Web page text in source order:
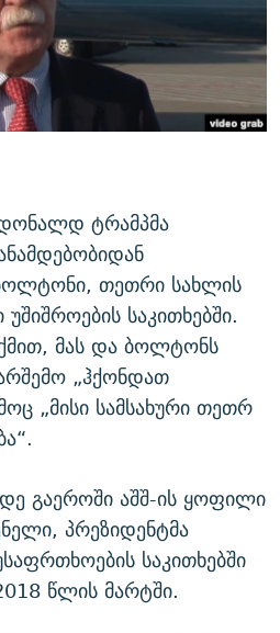
19
ᲘᲡᲢᲝᲠᲘᲐ
- ᲐᲛᲝᲣᲗᲥᲛᲔᲚᲘ ᲐᲛᲑᲐᲕᲘ
ტრამპმა
თეთრი სახლის
საკითხებში.
მას და ბოლტონს
„ჰქონდათ
„მისი სამსახური თეთრ
გაეროში აშშ-ის ყოფილი
პრეზიდენტმა
საკითხებში
წლის მარტში.